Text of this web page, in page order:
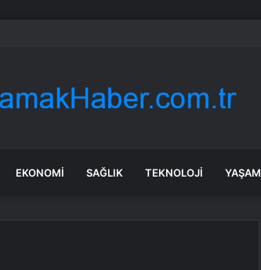
EKONOMI SAĞLIK TEKNOLOJI YAŞAM